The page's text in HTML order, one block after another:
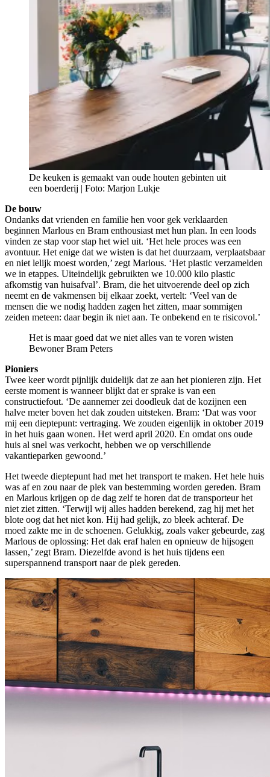
De keuken is gemaakt van oude houten gebinten uit
een boerderij | Foto: Marjon Lukje
De bouw
Ondanks dat vrienden en familie hen voor gek verklaarden
beginnen Marlous en Bram enthousiast met hun plan. In een loods
vinden ze stap voor stap het wiel uit. ‘Het hele proces was een
avontuur. Het enige dat we wisten is dat het duurzaam, verplaatsbaar
en niet lelijk moest worden,’ zegt Marlous. ‘Het plastic verzamelden
we in etappes. Uiteindelijk gebruikten we 10.000 kilo plastic
afkomstig van huisafval’. Bram, die het uitvoerende deel op zich
neemt en de vakmensen bij elkaar zoekt, vertelt: ‘Veel van de
mensen die we nodig hadden zagen het zitten, maar sommigen
zeiden meteen: daar begin ik niet aan. Te onbekend en te risicovol.’
Het is maar goed dat we niet alles van te voren wisten
Bewoner Bram Peters
Pioniers
Twee keer wordt pijnlijk duidelijk dat ze aan het pionieren zijn. Het
eerste moment is wanneer blijkt dat er sprake is van een
constructiefout. ‘De aannemer zei doodleuk dat de kozijnen een
halve meter boven het dak zouden uitsteken. Bram: ‘Dat was voor
mij een dieptepunt: vertraging. We zouden eigenlijk in oktober 2019
in het huis gaan wonen. Het werd april 2020. En omdat ons oude
huis al snel was verkocht, hebben we op verschillende
vakantieparken gewoond.’
Het tweede dieptepunt had met het transport te maken. Het hele huis
was af en zou naar de plek van bestemming worden gereden. Bram
en Marlous krijgen op de dag zelf te horen dat de transporteur het
niet ziet zitten. ‘Terwijl wij alles hadden berekend, zag hij met het
blote oog dat het niet kon. Hij had gelijk, zo bleek achteraf. De
moed zakte me in de schoenen. Gelukkig, zoals vaker gebeurde, zag
Marlous de oplossing: Het dak eraf halen en opnieuw de hijsogen
lassen,’ zegt Bram. Diezelfde avond is het huis tijdens een
superspannend transport naar de plek gereden.